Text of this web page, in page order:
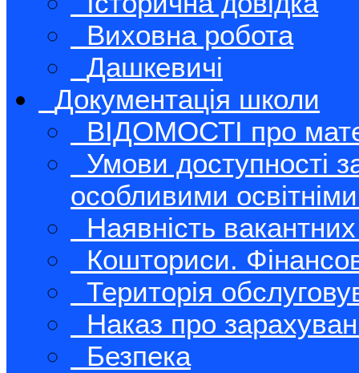
Виховна робота
Дашкевичі
Документація школи
ВІДОМОСТІ про
Умови доступності
особливими
Наявність
Кошториси.
Територія
Наказ про
Безпека